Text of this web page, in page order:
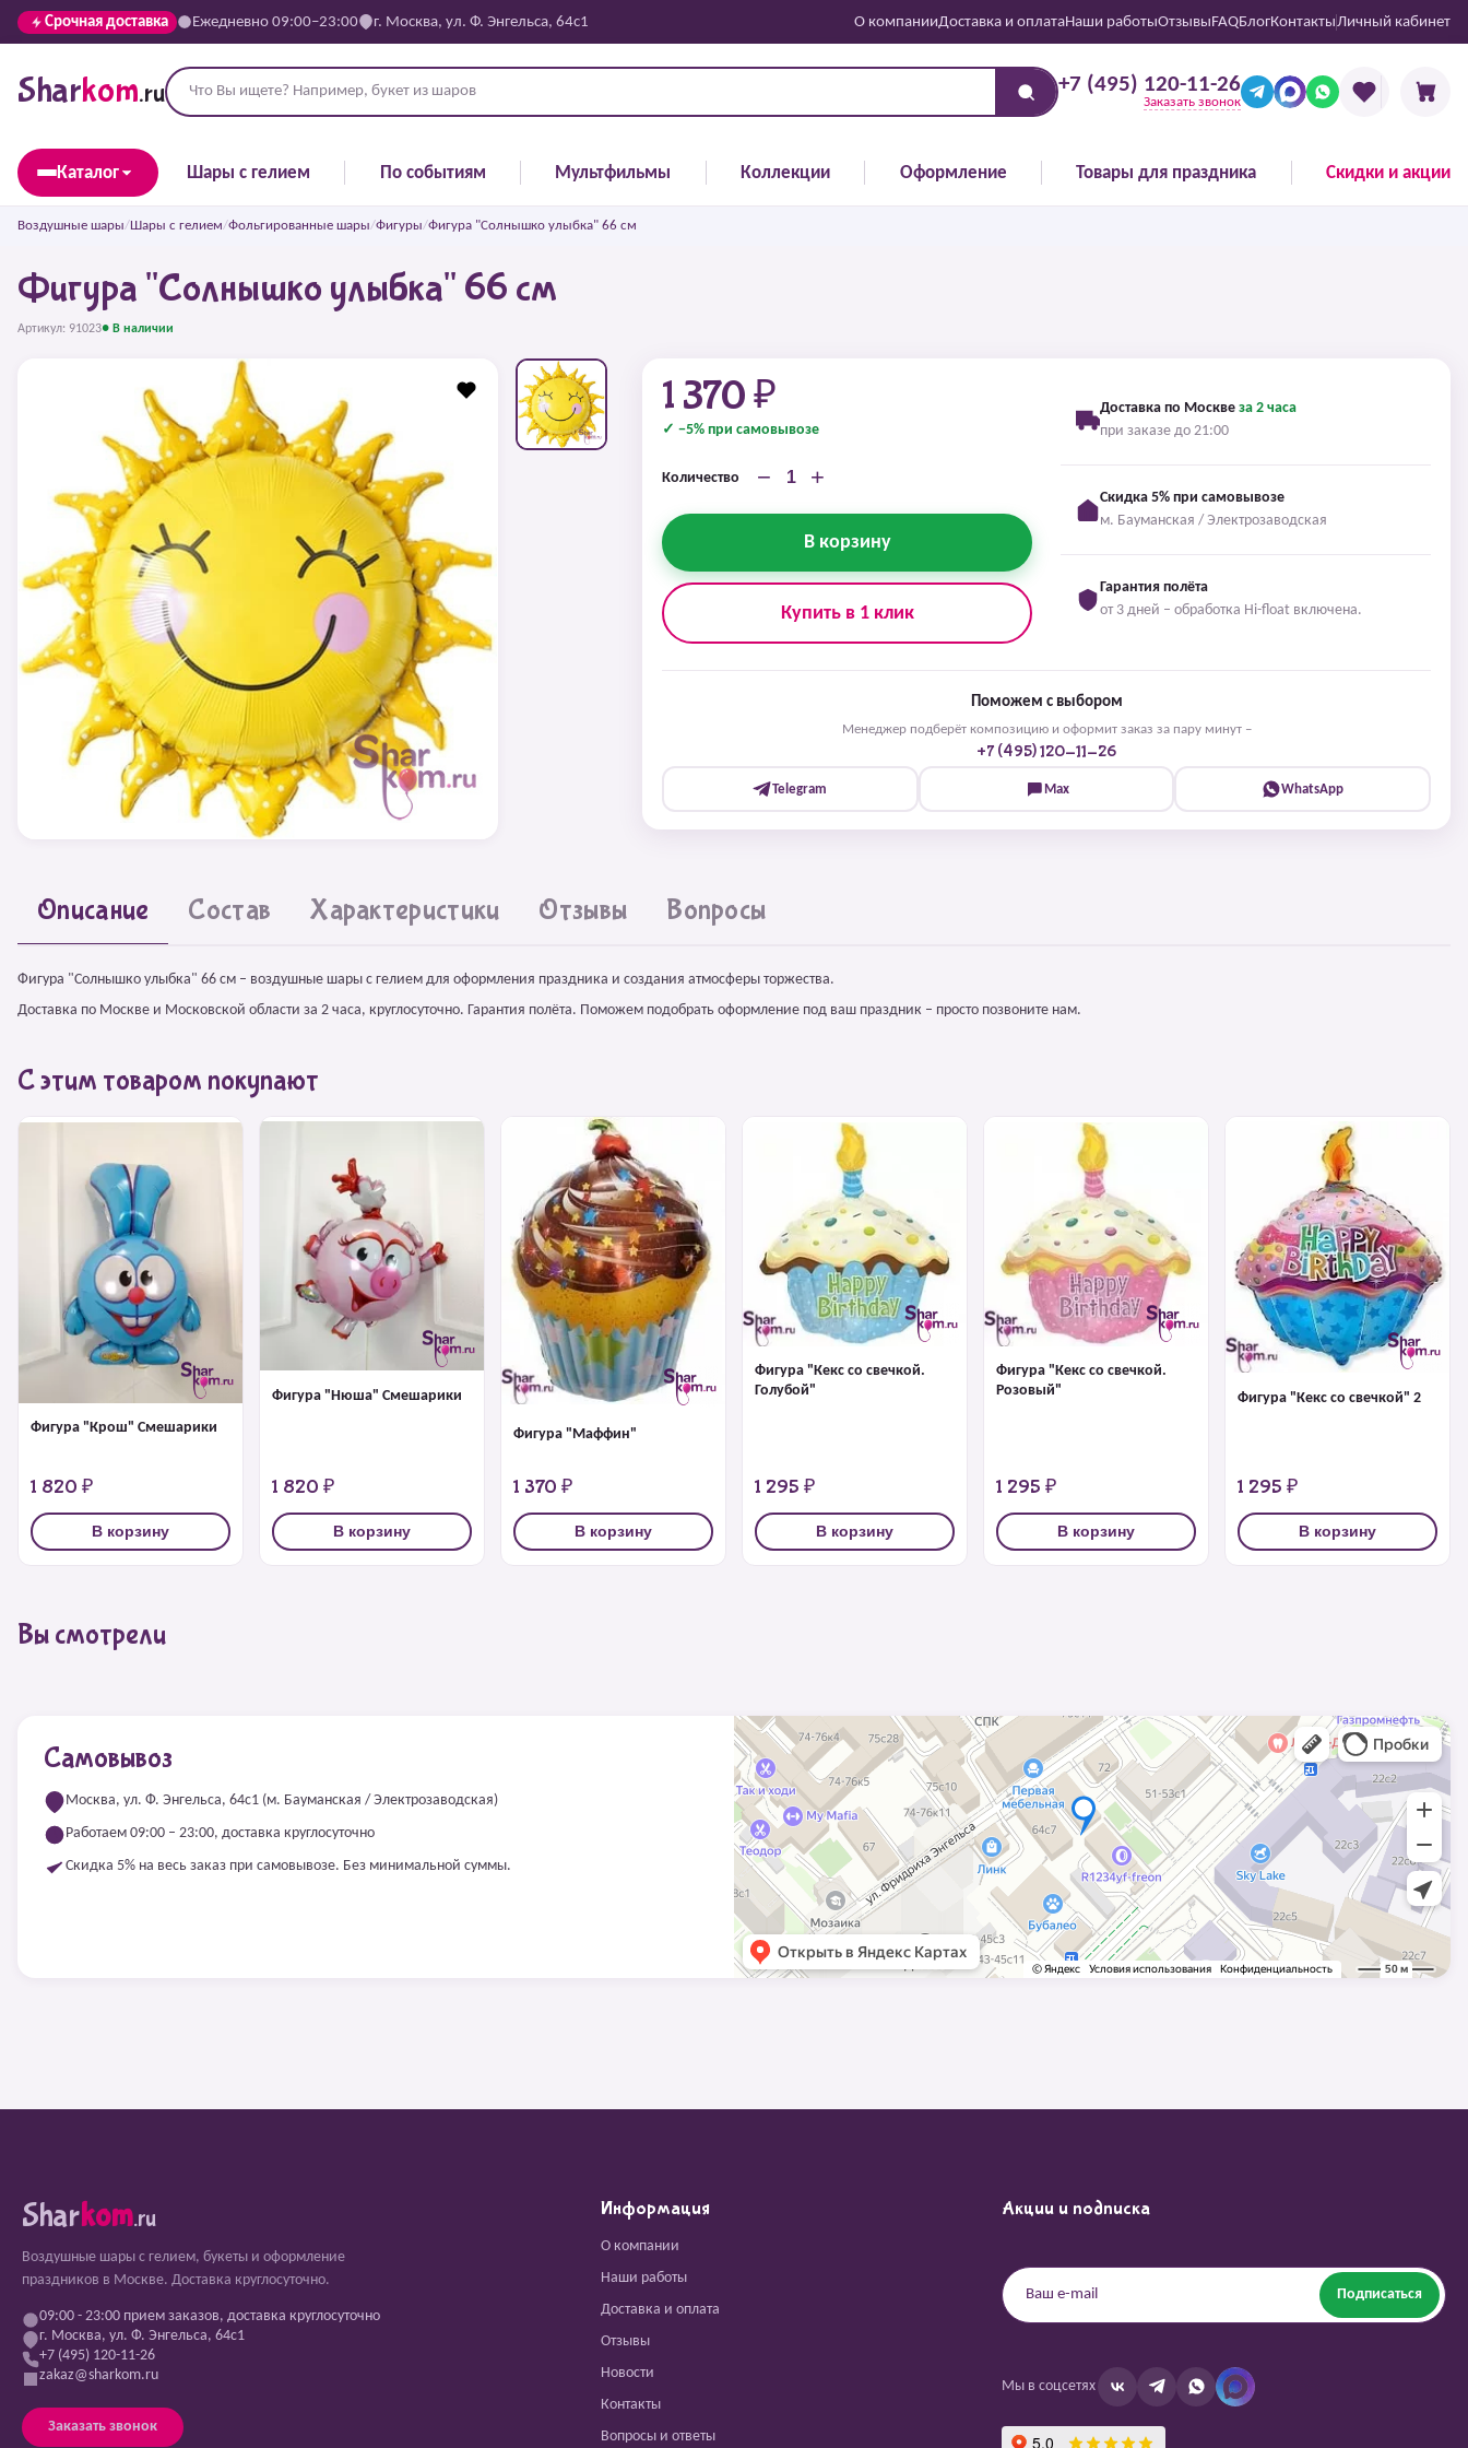
Срочная доставка Ежедневно 09:00–23:00 г. Москва, ул. Ф. Энгельса, 64с1 О компанииДоставка и оплатаНаши работыОтзывыFAQБлогКонтактыЛичный кабинет
Sharkom.ru +7 (495) 120-11-26
Заказать звонок
Каталог Шары с гелием По событиям Мультфильмы Коллекции Оформление Товары для праздника Скидки и акции
Воздушные шары/Шары с гелием/Фольгированные шары/Фигуры/Фигура "Солнышко улыбка" 66 см
Фигура "Солнышко улыбка" 66 см
Артикул: 91023● В наличии
1 370 ₽
✓ −5% при самовывозе
Количество − +
В корзину
Купить в 1 клик
Доставка по Москве за 2 часа
при заказе до 21:00
Скидка 5% при самовывозе
м. Бауманская / Электрозаводская
Гарантия полёта
от 3 дней – обработка Hi-float включена.
Поможем с выбором
Менеджер подберёт композицию и оформит заказ за пару минут –
+7 (495) 120-11-26
Telegram Max WhatsApp
Описание Состав Характеристики Отзывы Вопросы
Фигура "Солнышко улыбка" 66 см – воздушные шары с гелием для оформления праздника и создания атмосферы торжества.
Доставка по Москве и Московской области за 2 часа, круглосуточно. Гарантия полёта. Поможем подобрать оформление под ваш праздник – просто позвоните нам.
С этим товаром покупают
Фигура "Крош" Смешарики
1 820 ₽
В корзину
Фигура "Нюша" Смешарики
1 820 ₽
В корзину
Фигура "Маффин"
1 370 ₽
В корзину
Фигура "Кекс со свечкой.
Голубой"
1 295 ₽
В корзину
Фигура "Кекс со свечкой.
Розовый"
1 295 ₽
В корзину
Фигура "Кекс со свечкой" 2
1 295 ₽
В корзину
Вы смотрели
Самовывоз
Москва, ул. Ф. Энгельса, 64с1 (м. Бауманская / Электрозаводская)
Работаем 09:00 – 23:00, доставка круглосуточно
Скидка 5% на весь заказ при самовывозе. Без минимальной суммы.
Sharkom.ru
Воздушные шары с гелием, букеты и оформление
праздников в Москве. Доставка круглосуточно.
09:00 - 23:00 прием заказов, доставка круглосуточно
г. Москва, ул. Ф. Энгельса, 64с1
+7 (495) 120-11-26
zakaz@sharkom.ru
Заказать звонок
Информация
О компании
Наши работы
Доставка и оплата
Отзывы
Новости
Контакты
Вопросы и ответы
Акции и подписка
Подписаться
Мы в соцсетях